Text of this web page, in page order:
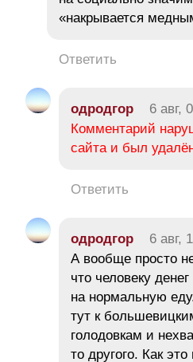
«накрывается
Ответить
одродгор
6 авг,
Комментарий
сайта и был
Ответить
одродгор 6 авг,
А вообще просто
что человеку
на нормальную
тут к
голодовкам и
то другого. Как